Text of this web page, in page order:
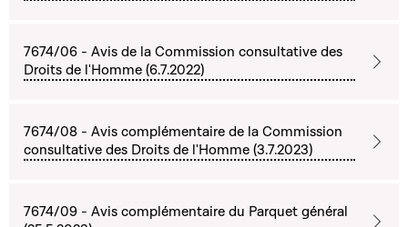
7674/06 - Avis de la Commission consultative des
Droits de l'Homme (6.7.2022)
7674/08 - Avis complémentaire de la Commission
consultative des Droits de l'Homme (3.7.2023)
7674/09 - Avis complémentaire du Parquet général